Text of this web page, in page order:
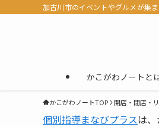
加古川市のイベントやグルメが集
かこがわノートと
かこがわノートTOP 開店・閉店・
個別指導まなびプラスは